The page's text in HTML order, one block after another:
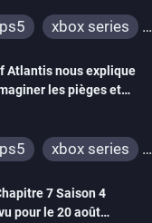
ps5
xbox series
Atlantis nous explique
les pièges et
ps5
xbox series
7 Saison 4
pour le 20 août